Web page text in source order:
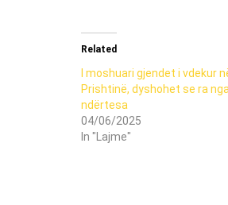
Related
I moshuari gjendet i vdekur
Prishtinë, dyshohet se ra nga
ndërtesa
04/06/2025
In "Lajme"